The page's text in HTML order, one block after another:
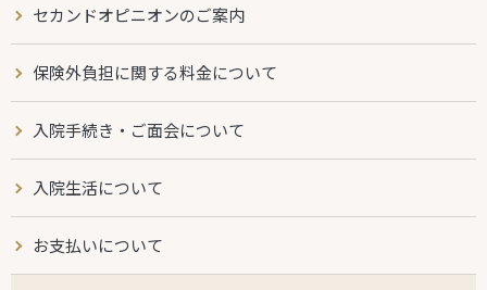
セカンドオピニオンのご案内
保険外負担に関する料金について
入院手続き・ご面会について
入院生活について
お支払いについて